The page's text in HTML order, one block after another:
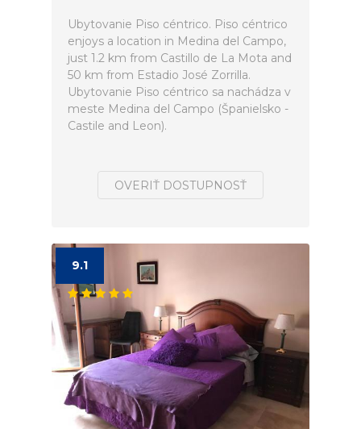
Ubytovanie Piso céntrico. Piso céntrico
enjoys a location in Medina del Campo,
just 1.2 km from Castillo de La Mota and
50 km from Estadio José Zorrilla.
Ubytovanie Piso céntrico sa nachádza v
meste Medina del Campo (Španielsko -
Castile and Leon).
OVERIŤ DOSTUPNOSŤ
9.1